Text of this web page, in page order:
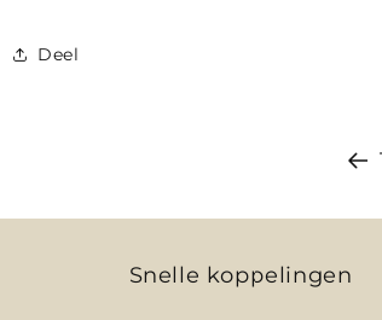
Deel
Snelle koppelingen